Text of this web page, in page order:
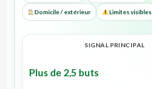
Domicile / extérieur Limites visibles
SIGNAL PRINCIPAL
Plus de 2,5 buts